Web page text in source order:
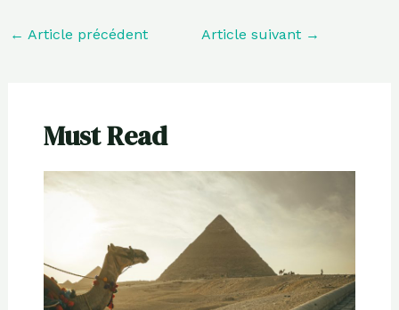
← Article précédent Article suivant →
Must Read